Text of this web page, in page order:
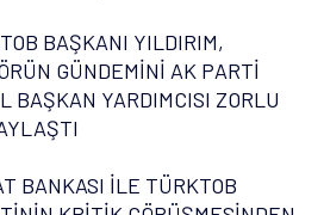
BAŞKANI YILDIRIM,
GÜNDEMİNİ AK PARTİ
BAŞKAN YARDIMCISI ZORLU
BANKASI İLE TÜRKTOB